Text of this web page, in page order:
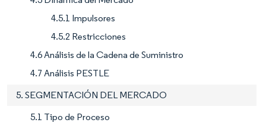
4.5.1 Impulsores
4.5.2 Restricciones
4.6 Análisis de la Cadena de Suministro
4.7 Análisis PESTLE
5. SEGMENTACIÓN DEL MERCADO
5.1 Tipo de Proceso